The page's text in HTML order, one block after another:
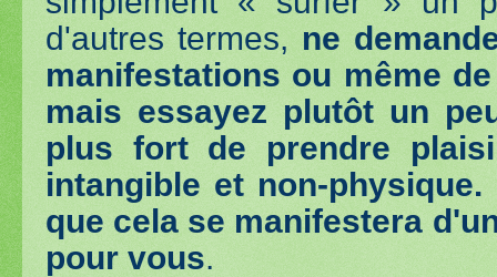
d'autres termes, ne
manifestations ou même
mais essayez plutôt un
plus fort de prendre
intangible et non-
que cela se manifestera
pour vous.